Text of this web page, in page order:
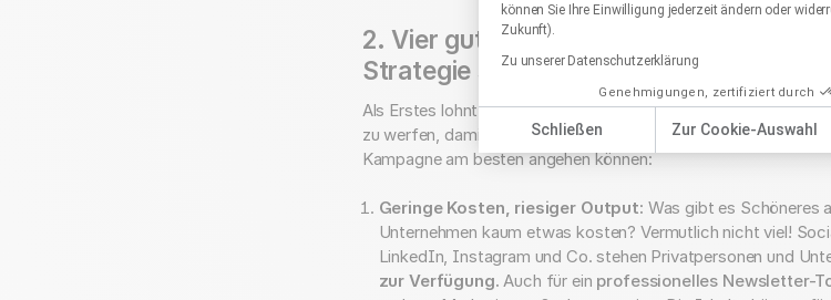
können Sie Ihre Einwilligung jederzeit ändern oder
Zukunft).
Zu unserer Datenschutzerklärung
Genehmigungen, zertifiziert durch
Schließen Zur Cookie-Auswahl
2. Vier gute Gründe, die für eine
Strategie sprechen
Als Erstes lohnt es sich, einen Blick auf die Vorteile der
zu werfen, damit wir uns anschließend damit beschäftigen
Kampagne am besten angehen können:
Geringe Kosten, riesiger Output: Was gibt es Schöneres
Unternehmen kaum etwas kosten? Vermutlich nicht viel!
LinkedIn, Instagram und Co. stehen Privatpersonen und
zur Verfügung. Auch für ein professionelles Newsletter-